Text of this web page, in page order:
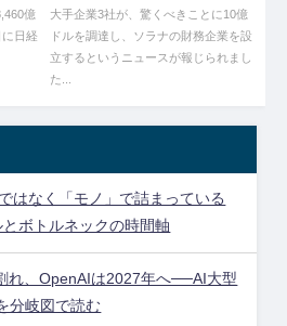
億
日経
大手企業3社が、驚くべきことに10億
ドルを調達し、ソラナの財務企業を設
立するというニュースが報じられまし
た...
はなく「モノ」で詰まっている
ボトルネックの時間軸
れ、OpenAIは2027年へ──AI大型
分岐図で読む